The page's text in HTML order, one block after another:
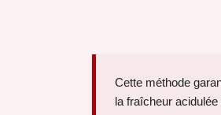
Cette méthode
la fraîcheur